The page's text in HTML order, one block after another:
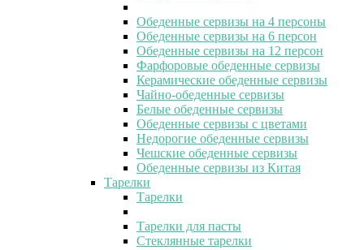
Обеденные сервизы на 4 персоны
Обеденные сервизы на 6 персон
Обеденные сервизы на 12 персон
Фарфоровые обеденные сервизы
Керамические обеденные сервизы
Чайно-обеденные сервизы
Белые обеденные сервизы
Обеденные сервизы с цветами
Недорогие обеденные сервизы
Чешские обеденные сервизы
Обеденные сервизы из Китая
Тарелки
Тарелки
Тарелки для пасты
Стеклянные тарелки